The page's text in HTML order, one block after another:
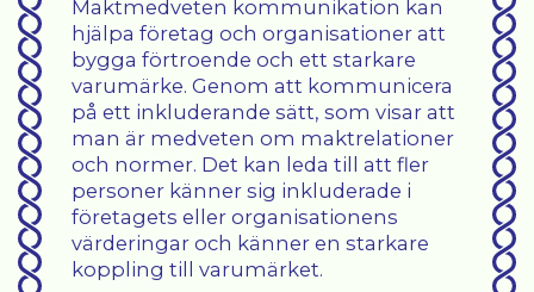
Maktmedveten kommunikation kan
hjälpa företag och organisationer att
bygga förtroende och ett starkare
varumärke. Genom att kommunicera
på ett inkluderande sätt, som visar att
man är medveten om maktrelationer
och normer. Det kan leda till att fler
personer känner sig inkluderade i
företagets eller organisationens
värderingar och känner en starkare
koppling till varumärket.